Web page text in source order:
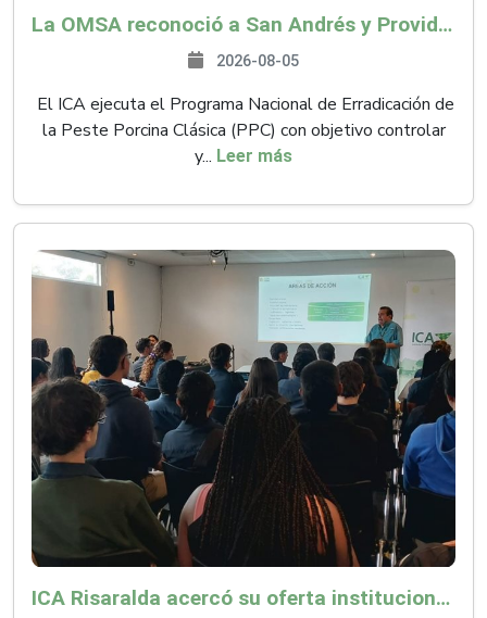
La OMSA reconoció a San Andrés y Providencia como zona libre de Peste Porcina Clásica (PPC)
2026-08-05
El ICA ejecuta el Programa Nacional de Erradicación de
la Peste Porcina Clásica (PPC) con objetivo controlar
y... Leer más
ICA Risaralda acercó su oferta institucional a productores y emprendedores en Expocamello